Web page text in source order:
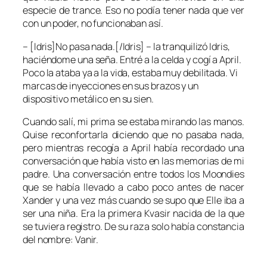
especie de trance. Eso no podía tener nada que ver
con un poder, no funcionaban así.
– [Idris]No pasa nada.[/Idris] – la tranquilizó Idris,
haciéndome una seña. Entré a la celda y cogí a April.
Poco la ataba ya a la vida, estaba muy debilitada. Vi
marcas de inyecciones en sus brazos y un
dispositivo metálico en su sien.
Cuando salí, mi prima se estaba mirando las manos.
Quise reconfortarla diciendo que no pasaba nada,
pero mientras recogía a April había recordado una
conversación que había visto en las memorias de mi
padre. Una conversación entre todos los Moondies
que se había llevado a cabo poco antes de nacer
Xander y una vez más cuando se supo que Elle iba a
ser una niña. Era la primera Kvasir nacida de la que
se tuviera registro. De su raza solo había constancia
del nombre: Vanir.